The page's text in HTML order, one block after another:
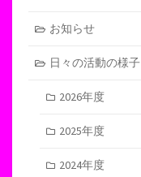
お知らせ
日々の活動の様子
2026年度
2025年度
2024年度